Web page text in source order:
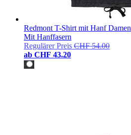
Redmont T-Shirt mit Hanf Damen
Mit Hanffasern
Regulärer Preis CHF 54.00
ab CHF 43.20